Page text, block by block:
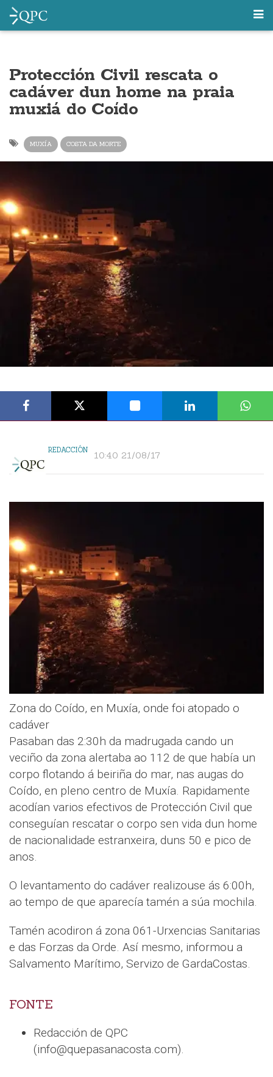
Protección Civil rescata o
cadáver dun home na praia
muxiá do Coído
MUXÍA COSTA DA MORTE
REDACCIÓN 10:40 21/08/17
Zona do Coído, en Muxía, onde foi atopado o
cadáver
Pasaban das 2:30h da madrugada cando un
veciño da zona alertaba ao 112 de que había un
corpo flotando á beiriña do mar, nas augas do
Coído, en pleno centro de Muxía. Rapidamente
acodían varios efectivos de Protección Civil que
conseguían rescatar o corpo sen vida dun home
de nacionalidade estranxeira, duns 50 e pico de
anos.
O levantamento do cadáver realizouse ás 6:00h,
ao tempo de que aparecía tamén a súa mochila.
Tamén acodiron á zona 061-Urxencias Sanitarias
e das Forzas da Orde. Así mesmo, informou a
Salvamento Marítimo, Servizo de GardaCostas.
FONTE
Redacción de QPC
(info@quepasanacosta.com).